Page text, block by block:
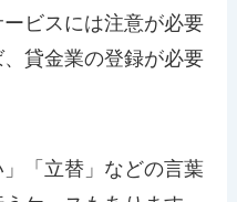
ビスには注意が必要
貸金業の登録が必要
「立替」などの言葉